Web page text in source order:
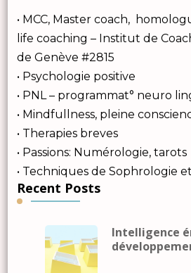
• MCC, Master coach,
life coaching – Institut de
de Genève #2815
• Psychologie positive
• PNL – programmat° neuro
• Mindfullness, pleine
• Therapies breves
• Passions: Numérologie, tarots
• Techniques de Sophrologie
Recent Posts
Intelligence